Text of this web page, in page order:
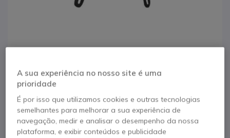
Kit de montagem
VESA Poly Studio
X52/V52
Saltar para o início da Galeria de imagens
A sua experiência no nosso site é uma
prioridade
É por isso que utilizamos cookies e outras tecnologias
semelhantes para melhorar a sua experiência de
navegação, medir e analisar o desempenho da nossa
plataforma, e exibir conteúdos e publicidade